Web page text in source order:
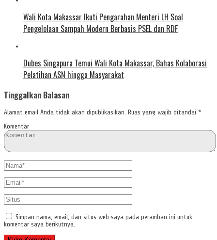
Wali Kota Makassar Ikuti Pengarahan Menteri LH Soal
Pengelolaan Sampah Modern Berbasis PSEL dan RDF
Dubes Singapura Temui Wali Kota Makassar, Bahas Kolaborasi
Pelatihan ASN hingga Masyarakat
Tinggalkan Balasan
Alamat email Anda tidak akan dipublikasikan. Ruas yang wajib ditandai *
Komentar
Simpan nama, email, dan situs web saya pada peramban ini untuk
komentar saya berikutnya.